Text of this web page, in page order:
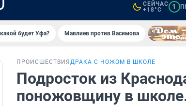
СЕЙЧАС
+18°C
1
будет Уфа? Мавлиев против Васимова
ПРОИСШЕСТВИЯ ДРАКА С НОЖОМ В ШКОЛЕ
Подросток из
поножовщину в